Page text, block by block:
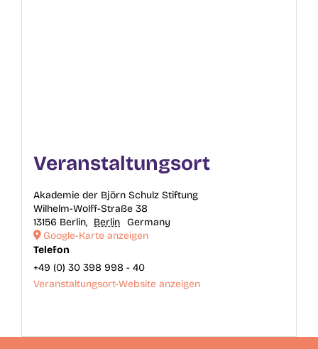
Veranstaltungsort
Akademie der Björn Schulz Stiftung
Wilhelm-Wolff-Straße 38
13156 Berlin, Berlin Germany
Google-Karte anzeigen
Telefon
+49 (0) 30 398 998 - 40
Veranstaltungsort-Website anzeigen